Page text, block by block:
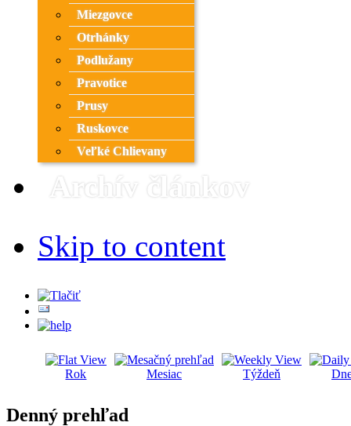
Miezgovce
Otrhánky
Podlužany
Pravotice
Prusy
Ruskovce
Veľké Chlievany
Archív článkov
Skip to content
Rok Mesiac Týždeň
Denný prehľad